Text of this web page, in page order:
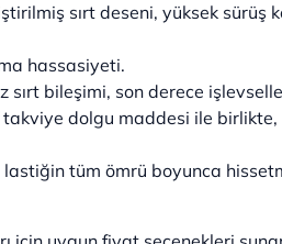
sırt deseni, yüksek sürüş
hassasiyeti.
sırt bileşimi, son derece
dolgu maddesi ile birlikte,
tüm ömrü boyunca